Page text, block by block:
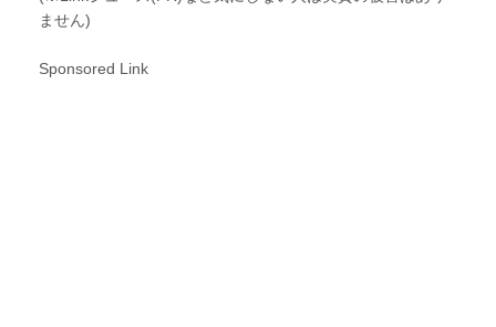
ません)
Sponsored Link